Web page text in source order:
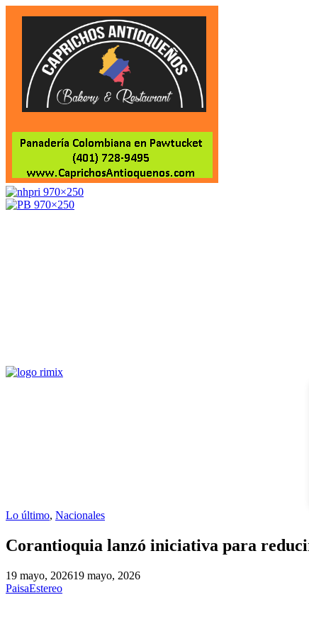
Lo último, Nacionales
Corantioquia lanzó iniciativa para
19 mayo, 202619 mayo, 2026
PaisaEstereo